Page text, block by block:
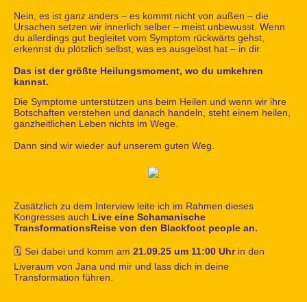
Nein, es ist ganz anders – es kommt nicht von außen – die
Ursachen setzen wir innerlich selber – meist unbewusst. Wenn
du allerdings gut begleitet vom Symptom rückwärts gehst,
erkennst du plötzlich selbst, was es ausgelöst hat – in dir.
Das ist der größte Heilungsmoment, wo du umkehren
kannst.
Die Symptome unterstützen uns beim Heilen und wenn wir ihre
Botschaften verstehen und danach handeln, steht einem heilen,
ganzheitlichen Leben nichts im Wege.
Dann sind wir wieder auf unserem guten Weg.
Zusätzlich zu dem Interview leite ich im Rahmen dieses
Kongresses auch Live eine Schamanische
TransformationsReise von den Blackfoot people an.
🗓️ Sei dabei und komm am 21.09.25 um 11:00 Uhrin den
Liveraum von Jana und mir und lass dich in deine
Transformation führen.